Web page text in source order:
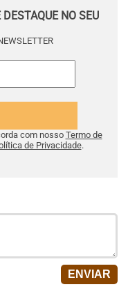
NO SEU
com nosso Termo de
de Privacidade.